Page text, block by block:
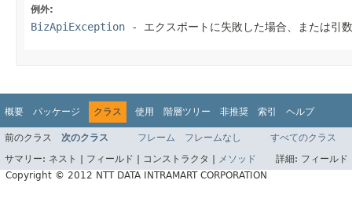
例外:
BizApiException - エクスポートに失敗した場合、または引
概要 パッケージ クラス 使用 階層ツリー 非推奨 索引 ヘルプ
前のクラス 次のクラス フレーム フレームなし
すべてのクラス
サマリー: ネスト | フィールド | コンストラクタ | メソッド 詳細: フィール
Copyright © 2012 NTT DATA INTRAMART CORPORATION